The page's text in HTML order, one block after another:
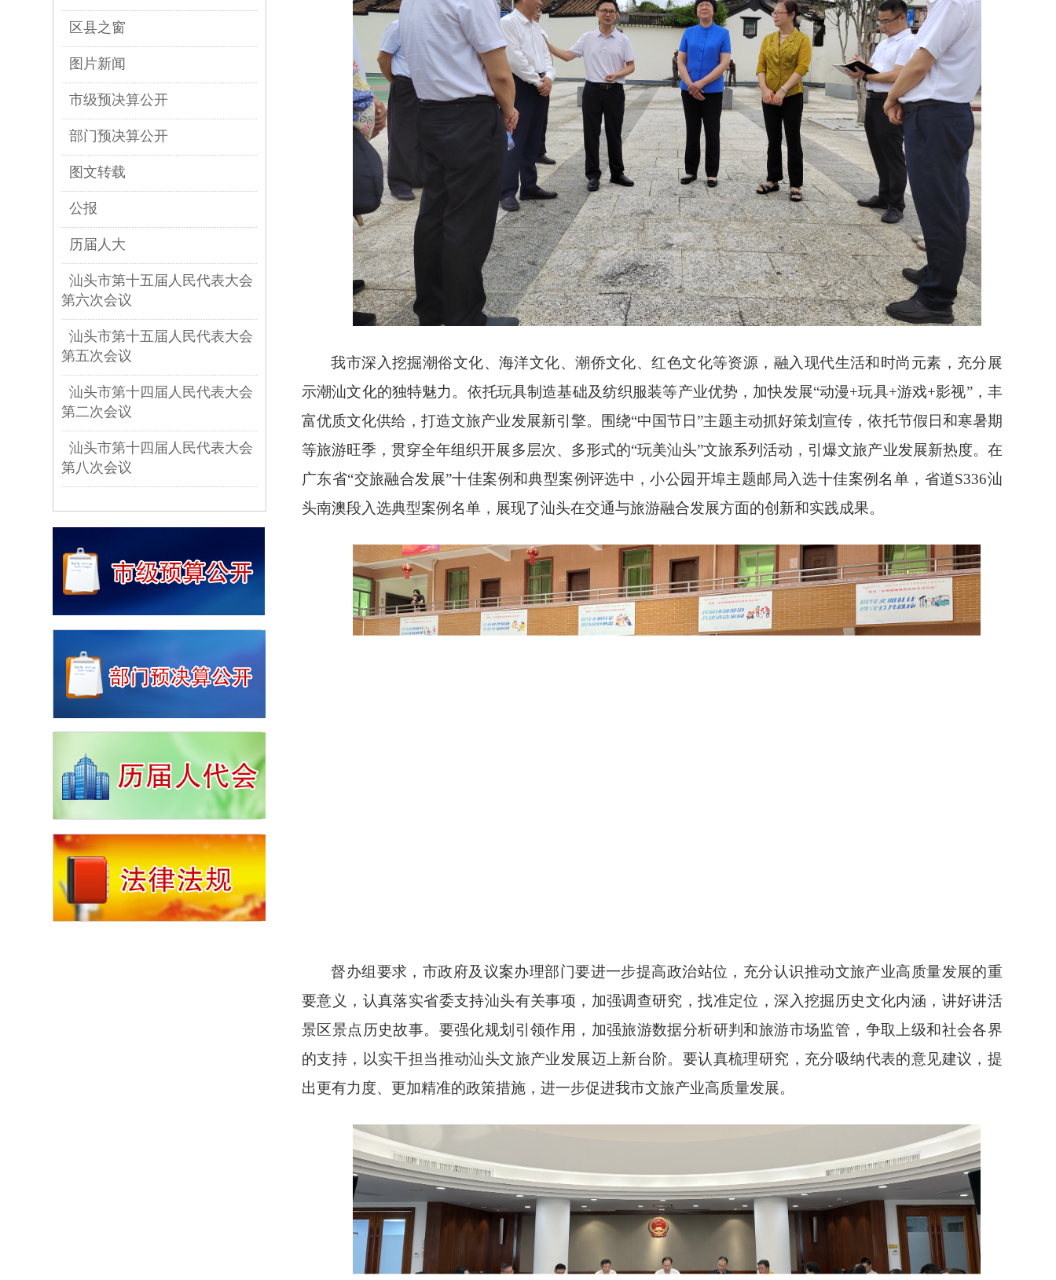
区县之窗
图片新闻
市级预决算公开
部门预决算公开
图文转载
公报
历届人大
汕头市第十五届人民代表大会
第六次会议
汕头市第十五届人民代表大会
第五次会议
汕头市第十四届人民代表大会
第二次会议
汕头市第十四届人民代表大会
第八次会议
我市深入挖掘潮俗文化、海洋文化、潮侨文化、红色文化等资源，融入现代生活和时尚元素，充分展
示潮汕文化的独特魅力。依托玩具制造基础及纺织服装等产业优势，加快发展“动漫+玩具+游戏+影视”，丰
富优质文化供给，打造文旅产业发展新引擎。围绕“中国节日”主题主动抓好策划宣传，依托节假日和寒暑期
等旅游旺季，贯穿全年组织开展多层次、多形式的“玩美汕头”文旅系列活动，引爆文旅产业发展新热度。在
广东省“交旅融合发展”十佳案例和典型案例评选中，小公园开埠主题邮局入选十佳案例名单，省道S336汕
头南澳段入选典型案例名单，展现了汕头在交通与旅游融合发展方面的创新和实践成果。
督办组要求，市政府及议案办理部门要进一步提高政治站位，充分认识推动文旅产业高质量发展的重
要意义，认真落实省委支持汕头有关事项，加强调查研究，找准定位，深入挖掘历史文化内涵，讲好讲活
景区景点历史故事。要强化规划引领作用，加强旅游数据分析研判和旅游市场监管，争取上级和社会各界
的支持，以实干担当推动汕头文旅产业发展迈上新台阶。要认真梳理研究，充分吸纳代表的意见建议，提
出更有力度、更加精准的政策措施，进一步促进我市文旅产业高质量发展。